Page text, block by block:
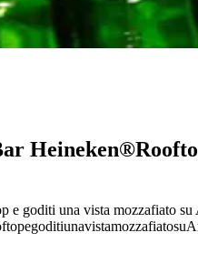
Heineken®
e goditi una vista mozzafiato
egoditiunavistamozzafiatosu